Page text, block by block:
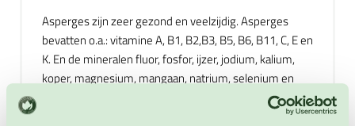
Asperges zijn zeer gezond en veelzijdig. Asperges
bevatten o.a.: vitamine A, B1, B2,B3, B5, B6, B11, C, E en
K. En de mineralen fluor, fosfor, ijzer, jodium, kalium,
koper, magnesium, mangaan, natrium, selenium en
zink. Ook bevatten Asperges heel weinig calorieën en
vet. U kunt Asperges koken, stomen, wokken, in de